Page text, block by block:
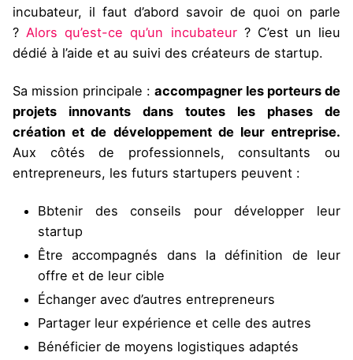
incubateur, il faut d’abord savoir de quoi on parle
? Alors qu’est-ce qu’un incubateur? C’est un lieu
dédié à l’aide et au suivi des créateurs de startup.
Sa mission principale : accompagner les porteurs de
projets innovants dans toutes les phases de
création et de développement de leur entreprise.
Aux côtés de professionnels, consultants ou
entrepreneurs, les futurs startupers peuvent :
Bbtenir des conseils pour développer leur
startup
Être accompagnés dans la définition de leur
offre et de leur cible
Échanger avec d’autres entrepreneurs
Partager leur expérience et celle des autres
Bénéficier de moyens logistiques adaptés